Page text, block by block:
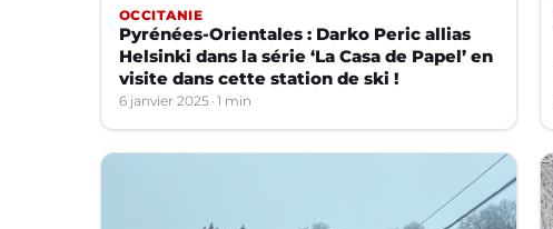
OCCITANIE
Pyrénées-Orientales : Darko Peric allias
Helsinki dans la série ‘La Casa de Papel’ en
visite dans cette station de ski !
6 janvier 2025 1 min